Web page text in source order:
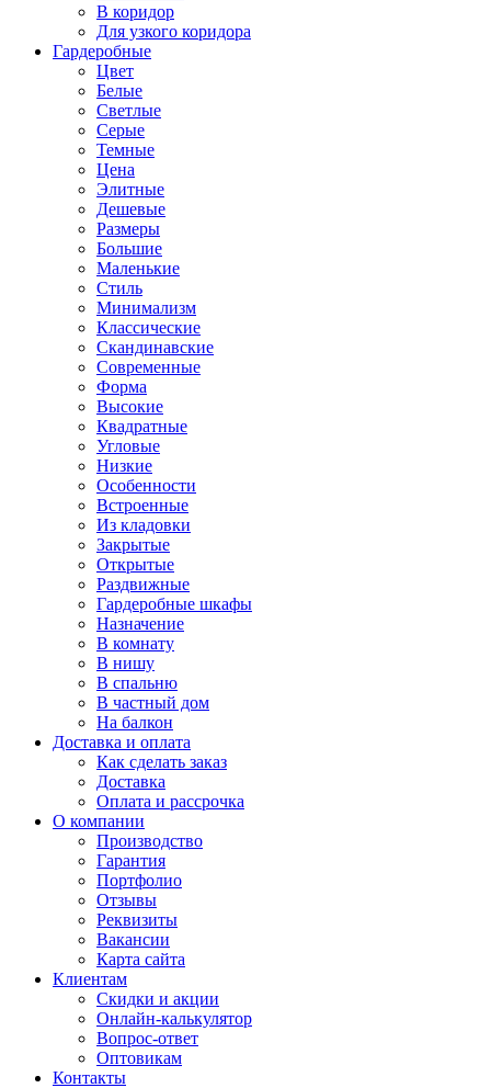
В коридор
Для узкого коридора
Гардеробные
Цвет
Белые
Светлые
Серые
Темные
Цена
Элитные
Дешевые
Размеры
Большие
Маленькие
Стиль
Минимализм
Классические
Скандинавские
Современные
Форма
Высокие
Квадратные
Угловые
Низкие
Особенности
Встроенные
Из кладовки
Закрытые
Открытые
Раздвижные
Гардеробные шкафы
Назначение
В комнату
В нишу
В спальню
В частный дом
На балкон
Доставка и оплата
Как сделать заказ
Доставка
Оплата и рассрочка
О компании
Производство
Гарантия
Портфолио
Отзывы
Реквизиты
Вакансии
Карта сайта
Клиентам
Скидки и акции
Онлайн-калькулятор
Вопрос-ответ
Оптовикам
Контакты